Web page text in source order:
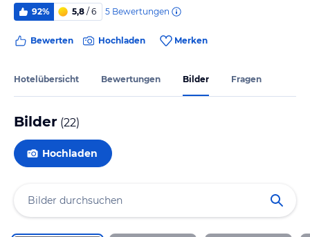
92% 5,8 / 6 5 Bewertungen
Bewerten Hochladen Merken
Hotelübersicht Bewertungen Bilder Fragen
Bilder (22)
Hochladen